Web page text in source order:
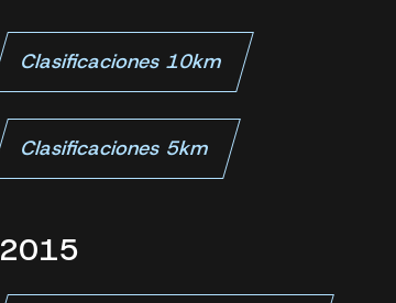
Clasificaciones 10km
Clasificaciones 5km
2015